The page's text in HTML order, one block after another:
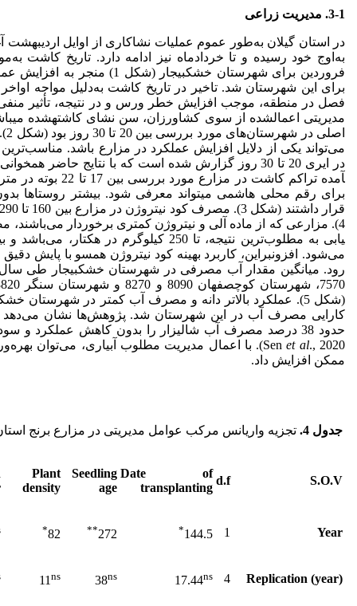
3-1. مدیریت زراعی
در استان گیلان به‌طور عموم عملیات نشا‌کاری از اوایل
فروردین برای شهرستان خشکبیجار
برای این شهرستان شد. تاخیر در تاریخ کاشت به‌دلیل مواجه
فصل در منطقه، موجب افزایش خطر ورس و در نتیجه، تأثیر
مدیریتی اعمال­شده از سوی کشاورزان، سن نشای کاشته­شده
می‌تواند یکی از دلایل افزایش عملکرد در مزارع باشد.
آمده تراکم کاشت در
برای رقم محلی هاشمی می­تواند معرفی شود. بیشتر روستاها
یابی به مطلوب‌ترین نتیجه، تا 250 کیلوگرم
می‌شود. افزون­بر­این، کاربرد بهینه کود نیتروژن همسو با پایش
(شکل 5). عملکرد بالاتر دانه و مصرف آب کمتر در شهرستان
کارایی مصرف آب در این شهرستان شد. پژوهش‌ها نشان می‌دهد
Senet al
., 2020). با اعمال مدیریت مطلوب آبیاری، می‌توان
ممکن افزایش داد.
جدول 4 . تجزیه واریانس مرکب عوامل مدیریتی در مزارع برنج استان
S.O.V
d.f
Date of
transplanting
Seedling
age
Plant
density
Year
1
144.5
*
272
**
82
*
Replication (year)
4
17.44ns
38ns
11ns